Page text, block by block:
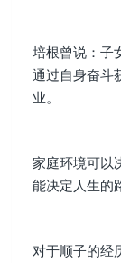
培根曾说：子
通过自身奋斗
业。
家庭环境可以
能决定人生的
对于顺子的经